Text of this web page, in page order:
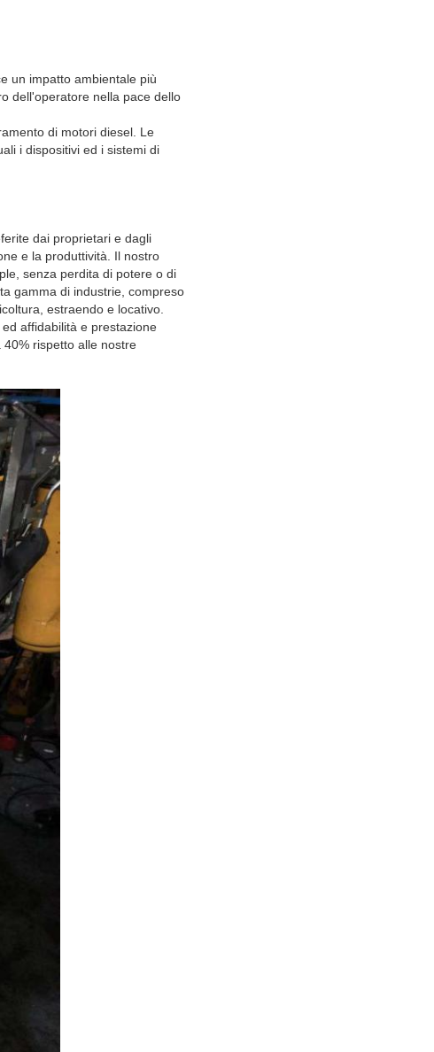
un impatto ambientale più
dell'operatore nella pace dello
di motori diesel. Le
i dispositivi ed i sistemi di
dai proprietari e dagli
e la produttività. Il nostro
senza perdita di potere o di
gamma di industrie, compreso
estraendo e locativo.
affidabilità e prestazione
rispetto alle nostre